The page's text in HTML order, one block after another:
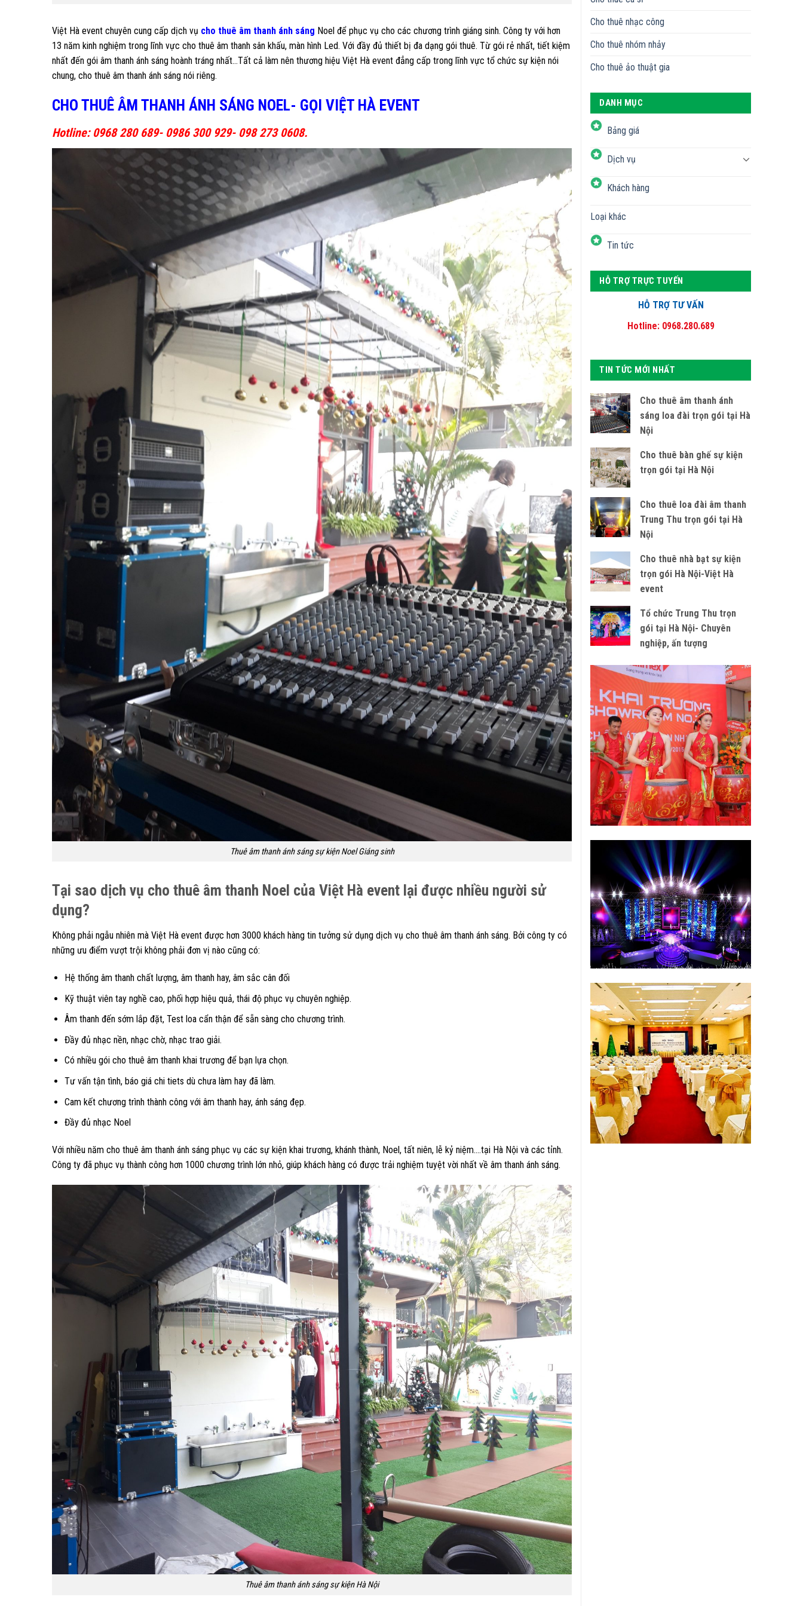
Việt Hà event chuyên cung cấp dịch vụ cho thuê âm thanh ánh sáng Noel để phục vụ cho các chương trình giáng sinh. Công ty với hơn
13 năm kinh nghiệm trong lĩnh vực cho thuê âm thanh sân khấu, màn hình Led. Với đầy đủ thiết bị đa dạng gói thuê. Từ gói rẻ nhất, tiết kiệm
nhất đến gói âm thanh ánh sáng hoành tráng nhất…Tất cả làm nên thương hiệu Việt Hà event đẳng cấp trong lĩnh vực tổ chức sự kiện nói
chung, cho thuê âm thanh ánh sáng nói riêng.
CHO THUÊ ÂM THANH ÁNH SÁNG NOEL- GỌI VIỆT HÀ EVENT
Hotline: 0968 280 689- 0986 300 929- 098 273 0608.
Thuê âm thanh ánh sáng sự kiện Noel Giáng sinh
Tại sao dịch vụ cho thuê âm thanh Noel của Việt Hà event lại được nhiều người sử
dụng?
Không phải ngẫu nhiên mà Việt Hà event được hơn 3000 khách hàng tin tưởng sử dụng dịch vụ cho thuê âm thanh ánh sáng. Bởi công ty có
những ưu điểm vượt trội không phải đơn vị nào cũng có:
Hệ thống âm thanh chất lượng, âm thanh hay, âm sắc cân đối
Kỹ thuật viên tay nghề cao, phối hợp hiệu quả, thái độ phục vụ chuyên nghiệp.
Âm thanh đến sớm lắp đặt, Test loa cẩn thận để sẵn sàng cho chương trình.
Đầy đủ nhạc nền, nhạc chờ, nhạc trao giải.
Có nhiều gói cho thuê âm thanh khai trương để bạn lựa chọn.
Tư vấn tận tình, báo giá chi tiets dù chưa làm hay đã làm.
Cam kết chương trình thành công với âm thanh hay, ánh sáng đẹp.
Đầy đủ nhạc Noel
Với nhiều năm cho thuê âm thanh ánh sáng phục vụ các sự kiện khai trương, khánh thành, Noel, tất niên, lễ kỷ niệm….tại Hà Nội và các tỉnh.
Công ty đã phục vụ thành công hơn 1000 chương trình lớn nhỏ, giúp khách hàng có được trải nghiệm tuyệt vời nhất về âm thanh ánh sáng.
Thuê âm thanh ánh sáng sự kiện Hà Nội
Cho thuê nhạc công
Cho thuê nhóm nhảy
Cho thuê ảo thuật gia
DANH MỤC
Bảng giá
Dịch vụ
Khách hàng
Loại khác
Tin tức
HỖ TRỢ TRỰC TUYẾN
HỖ TRỢ TƯ VẤN
Hotline: 0968.280.689
TIN TỨC MỚI NHẤT
Cho thuê âm thanh ánh
sáng loa đài trọn gói tại Hà
Nội
Cho thuê bàn ghế sự kiện
trọn gói tại Hà Nội
Cho thuê loa đài âm thanh
Trung Thu trọn gói tại Hà
Nội
Cho thuê nhà bạt sự kiện
trọn gói Hà Nội-Việt Hà
event
Tổ chức Trung Thu trọn
gói tại Hà Nội- Chuyên
nghiệp, ấn tượng